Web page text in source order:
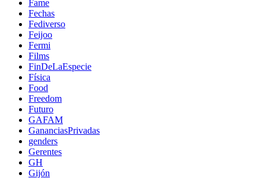
Fame
Fechas
Fediverso
Feijoo
Fermi
Films
FinDeLaEspecie
Física
Food
Freedom
Futuro
GAFAM
GananciasPrivadas
genders
Gerentes
GH
Gijón